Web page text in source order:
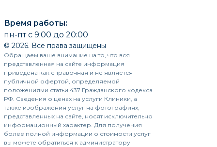
Время работы:
пн-пт с 9:00 до 20:00
© 2026. Все права защищены
Обращаем ваше внимание на то, что вся
представленная на сайте информация
приведена как справочная и не является
публичной офертой, определяемой
положениями статьи 437 Гражданского кодекса
РФ. Сведения о ценах на услуги Клиники, а
также изображения услуг на фотографиях,
представленных на сайте, носят исключительно
информационный характер. Для получения
более полной информации о стоимости услуг
вы можете обратиться к администратору